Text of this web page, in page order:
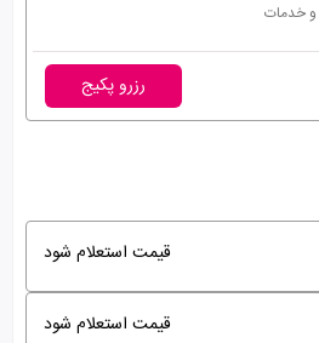
و خدمات
رزرو پکیج
قیمت استعلام شود
قیمت استعلام شود